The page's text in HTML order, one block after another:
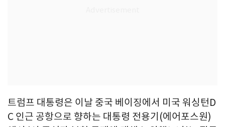
트럼프 대통령은 이날 중국 베이징에서 미국 워싱턴D
C 인근 공항으로 향하는 대통령 전용기(에어포스원)